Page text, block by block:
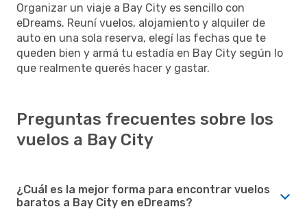
Organizar un viaje a Bay City es sencillo con
eDreams. Reuní vuelos, alojamiento y alquiler de
auto en una sola reserva, elegí las fechas que te
queden bien y armá tu estadía en Bay City según lo
que realmente querés hacer y gastar.
Preguntas frecuentes sobre los
vuelos a Bay City
¿Cuál es la mejor forma para encontrar vuelos
baratos a Bay City en eDreams?